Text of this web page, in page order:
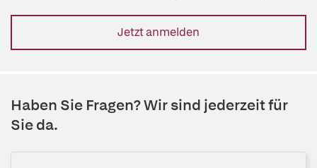
Jetzt anmelden
Haben Sie Fragen? Wir sind jederzeit für
Sie da.